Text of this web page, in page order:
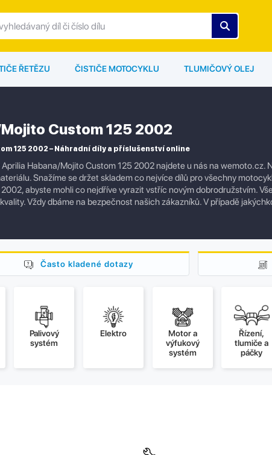
ŘETĚZU ČISTIČE MOTOCYKLU TLUMIČOVÝ OLEJ
Custom 125 2002
125 2002 – Náhradní díly a příslušenství online
Habana/Mojito Custom 125 2002 najdete u nás na wemoto.cz.
Snažíme se držet skladem co nejvíce dílů pro všechny
abyste mohli co nejdříve vyrazit vstříc novým dobrodružstvím.
Vždy dbáme na bezpečnost našich zákazníků. V případě
Často kladené dotazy
Palivový
systém
Elektro
Motor a
výfukový
systém
Řízení,
tlumiče a
páčky